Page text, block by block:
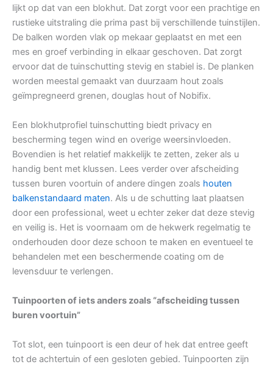
lijkt op dat van een blokhut. Dat zorgt voor een prachtige en
rustieke uitstraling die prima past bij verschillende tuinstijlen.
De balken worden vlak op mekaar geplaatst en met een
mes en groef verbinding in elkaar geschoven. Dat zorgt
ervoor dat de tuinschutting stevig en stabiel is. De planken
worden meestal gemaakt van duurzaam hout zoals
geïmpregneerd grenen, douglas hout of Nobifix.
Een blokhutprofiel tuinschutting biedt privacy en
bescherming tegen wind en overige weersinvloeden.
Bovendien is het relatief makkelijk te zetten, zeker als u
handig bent met klussen. Lees verder over afscheiding
tussen buren voortuin of andere dingen zoals houten
balkenstandaard maten. Als u de schutting laat plaatsen
door een professional, weet u echter zeker dat deze stevig
en veilig is. Het is voornaam om de hekwerk regelmatig te
onderhouden door deze schoon te maken en eventueel te
behandelen met een beschermende coating om de
levensduur te verlengen.
Tuinpoorten of iets anders zoals “afscheiding tussen
buren voortuin”
Tot slot, een tuinpoort is een deur of hek dat entree geeft
tot de achtertuin of een gesloten gebied. Tuinpoorten zijn